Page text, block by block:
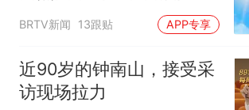
——
BRTV新闻 13跟贴 APP专享
近90岁的钟南山，接受采
访现场拉力